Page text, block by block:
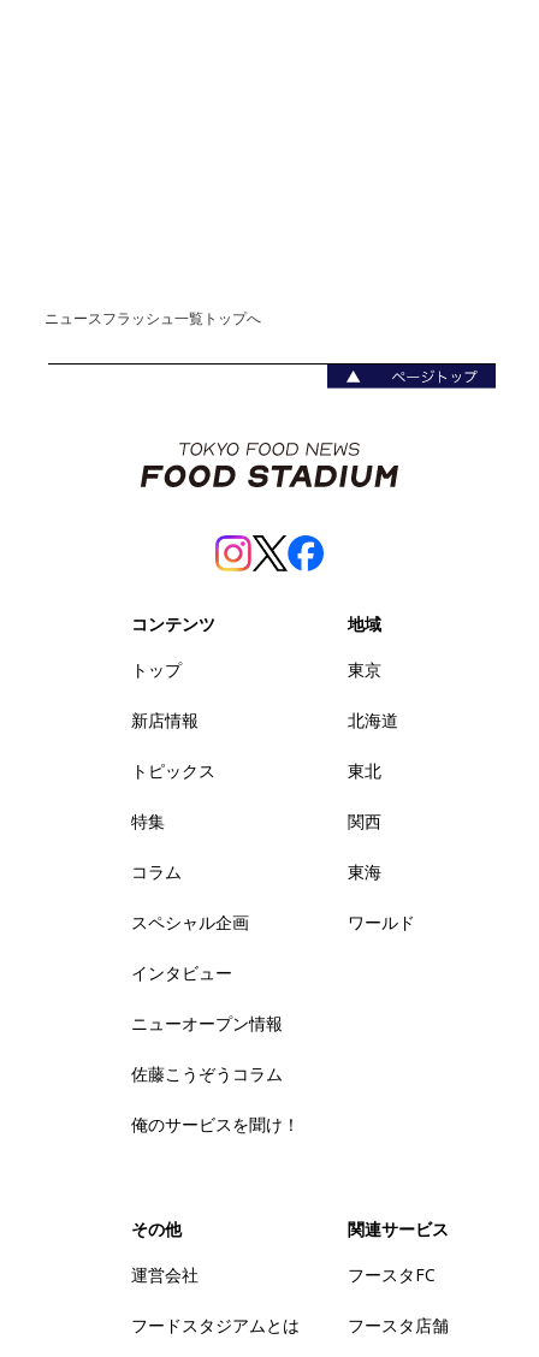
ニュースフラッシュ一覧トップへ
コンテンツ
トップ
新店情報
トピックス
特集
コラム
スペシャル企画
インタビュー
ニューオープン情報
佐藤こうぞうコラム
俺のサービスを聞け！
地域
東京
北海道
東北
関西
東海
ワールド
その他
運営会社
フードスタジアムとは
関連サービス
フースタFC
フースタ店舗